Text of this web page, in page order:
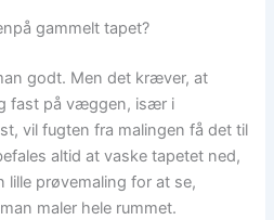
gammelt tapet?
godt. Men det kræver, at
fast på væggen, især i
vil fugten fra malingen få det til
altid at vaske tapetet ned,
lille prøvemaling for at se,
maler hele rummet.